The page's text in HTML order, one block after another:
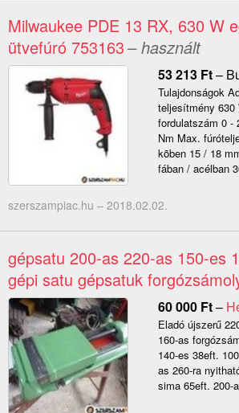
Milwaukee PDE 13 RX, 630 W
ütvefúró 753163– használt
53 213 Ft–
Tulajdonságok
teljesítmény 630
fordulatszám 0 -
Nm Max.
kõben 15 / 18
fában / acélban
szerszampiac.hu – 2018.02.02.
gépsatu 200-as 220-as 150-es
gépi satu gépsatuk
60 000 Ft–
Eladó újszerű
160-as
140-es 38eft.
as 260-ra
sima 65eft. 200-